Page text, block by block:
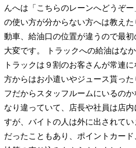
んへは「こちらのレーンへどうぞ
の使い方が分からない方へは教え
動車、給油口の位置が違うので最
大変です。 トラックへの給油はな
トラックは９割のお客さんが常連
方からはお小遣いやジュース貰っ
フだからスタッフルームにいるの
なり違っていて、店長や社員は店
すが、バイトの人は外に出されて
だったこともあり、ポイントカー